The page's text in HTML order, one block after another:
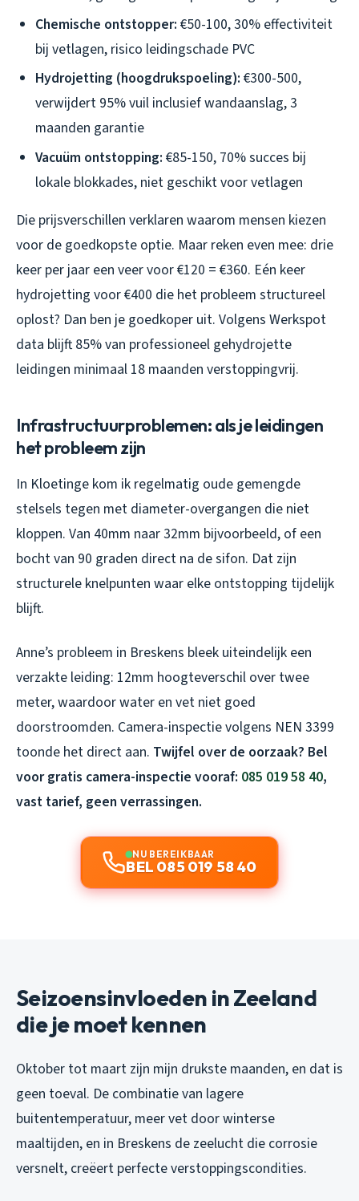
Chemische ontstopper: €50-100, 30% effectiviteit
bij vetlagen, risico leidingschade PVC
Hydrojetting (hoogdrukspoeling): €300-500,
verwijdert 95% vuil inclusief wandaanslag, 3
maanden garantie
Vacuüm ontstopping: €85-150, 70% succes bij
lokale blokkades, niet geschikt voor vetlagen
Die prijsverschillen verklaren waarom mensen kiezen
voor de goedkopste optie. Maar reken even mee: drie
keer per jaar een veer voor €120 = €360. Eén keer
hydrojetting voor €400 die het probleem structureel
oplost? Dan ben je goedkoper uit. Volgens Werkspot
data blijft 85% van professioneel gehydrojette
leidingen minimaal 18 maanden verstoppingvrij.
Infrastructuurproblemen: als je leidingen
het probleem zijn
In Kloetinge kom ik regelmatig oude gemengde
stelsels tegen met diameter-overgangen die niet
kloppen. Van 40mm naar 32mm bijvoorbeeld, of een
bocht van 90 graden direct na de sifon. Dat zijn
structurele knelpunten waar elke ontstopping tijdelijk
blijft.
Anne’s probleem in Breskens bleek uiteindelijk een
verzakte leiding: 12mm hoogteverschil over twee
meter, waardoor water en vet niet goed
doorstroomden. Camera-inspectie volgens NEN 3399
toonde het direct aan. Twijfel over de oorzaak? Bel
voor gratis camera-inspectie vooraf: 085 019 58 40,
vast tarief, geen verrassingen.
NU BEREIKBAAR
BEL 085 019 58 40
Seizoensinvloeden in Zeeland
die je moet kennen
Oktober tot maart zijn mijn drukste maanden, en dat is
geen toeval. De combinatie van lagere
buitentemperatuur, meer vet door winterse
maaltijden, en in Breskens de zeelucht die corrosie
versnelt, creëert perfecte verstoppingscondities.